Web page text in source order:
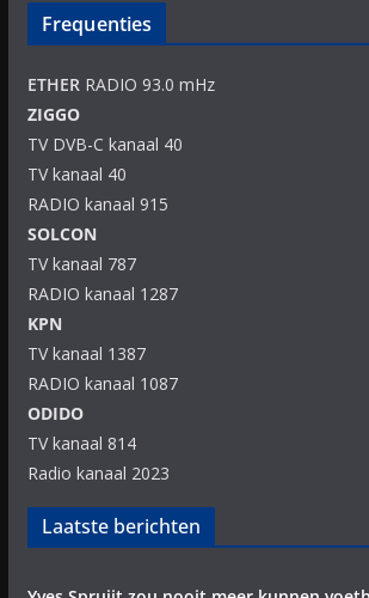
Frequenties
ETHERRADIO 93.0 mHz
ZIGGO
TV DVB-C kanaal 40
TV kanaal 40
RADIO kanaal 915
SOLCON
TV kanaal 787
RADIO kanaal 1287
KPN
TV kanaal 1387
RADIO kanaal 1087
ODIDO
TV kanaal 814
Radio kanaal 2023
Laatste berichten